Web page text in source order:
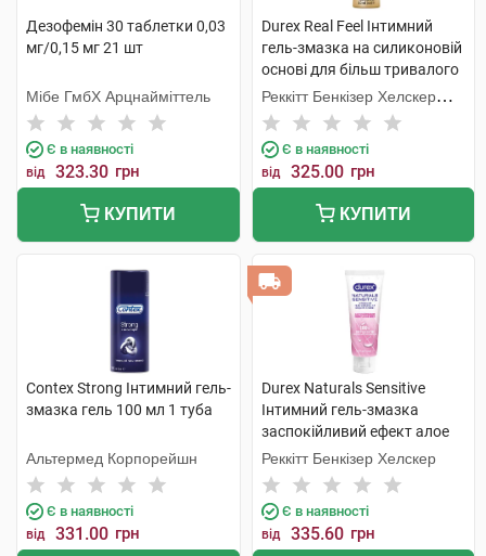
Дезофемін 30 таблетки 0,03
мг/0,15 мг 21 шт
Мібе ГмбХ Арцнайміттель
Є в наявності
від 323.30 грн
КУПИТИ
Durex Real Feel Інтимний
гель-змазка на силиконовій
основі для більш тривалого
зволоження 50 мл 1 флакон
Реккітт Бенкізер Хелскер
Мануфектурінг
Є в наявності
від 325.00 грн
КУПИТИ
Contex Strong Інтимний гель-
змазка гель 100 мл 1 туба
Альтермед Корпорейшн
Є в наявності
від 331.00 грн
Durex Naturals Sensitive
Інтимний гель-змазка
заспокійливий ефект алое
вера 100 мл 1 туба
Реккітт Бенкізер Хелскер
Є в наявності
від 335.60 грн